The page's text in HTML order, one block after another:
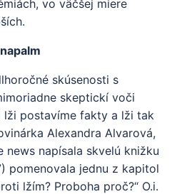
vo väčšej miere
skúsenosti s
skeptickí voči
lži postavíme fakty a lži tak
Alexandra Alvarová,
news napísala skvelú knižku
pomenovala jednu z kapitol
lžím? Proboha proč?“ O.i.